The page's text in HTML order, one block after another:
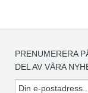
PRENUMERERA
DEL AV VÅRA